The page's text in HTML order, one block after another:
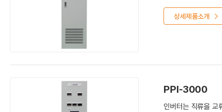
상세제품소개
PPI-3000
인버터는 직류을